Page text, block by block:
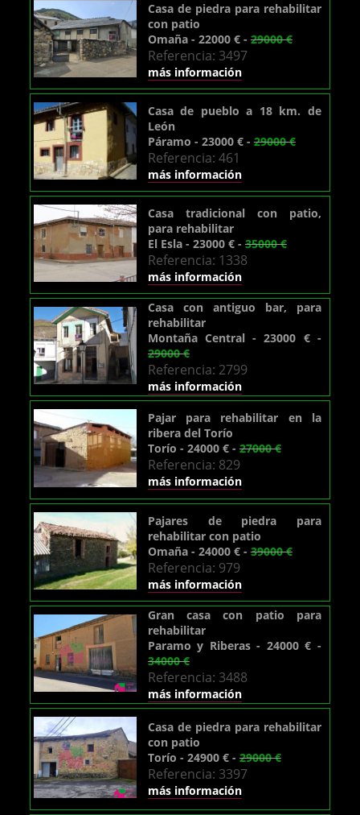
Casa de piedra para rehabilitar
con patio
Omaña - 22000 € - 29000 €
Referencia: 3497
más información
Casa de pueblo a 18 km. de
León
Páramo - 23000 € - 29000 €
Referencia: 461
más información
Casa tradicional con patio,
para rehabilitar
El Esla - 23000 € - 35000 €
Referencia: 1338
más información
Casa con antiguo bar, para
rehabilitar
Montaña Central - 23000 € -
29000 €
Referencia: 2799
más información
Pajar para rehabilitar en la
ribera del Torío
Torío - 24000 € - 27000 €
Referencia: 829
más información
Pajares de piedra para
rehabilitar con patio
Omaña - 24000 € - 39000 €
Referencia: 979
más información
Gran casa con patio para
rehabilitar
Paramo y Riberas - 24000 € -
34000 €
Referencia: 3488
más información
Casa de piedra para rehabilitar
con patio
Torío - 24900 € - 29000 €
Referencia: 3397
más información